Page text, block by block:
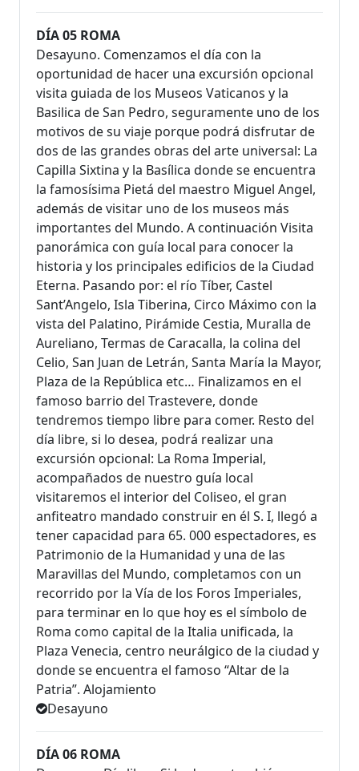
DÍA 05 ROMA
Desayuno. Comenzamos el día con la
oportunidad de hacer una excursión opcional
visita guiada de los Museos Vaticanos y la
Basilica de San Pedro, seguramente uno de los
motivos de su viaje porque podrá disfrutar de
dos de las grandes obras del arte universal: La
Capilla Sixtina y la Basílica donde se encuentra
la famosísima Pietá del maestro Miguel Angel,
además de visitar uno de los museos más
importantes del Mundo. A continuación Visita
panorámica con guía local para conocer la
historia y los principales edificios de la Ciudad
Eterna. Pasando por: el río Tíber, Castel
Sant’Angelo, Isla Tiberina, Circo Máximo con la
vista del Palatino, Pirámide Cestia, Muralla de
Aureliano, Termas de Caracalla, la colina del
Celio, San Juan de Letrán, Santa María la Mayor,
Plaza de la República etc… Finalizamos en el
famoso barrio del Trastevere, donde
tendremos tiempo libre para comer. Resto del
día libre, si lo desea, podrá realizar una
excursión opcional: La Roma Imperial,
acompañados de nuestro guía local
visitaremos el interior del Coliseo, el gran
anfiteatro mandado construir en él S. I, llegó a
tener capacidad para 65. 000 espectadores, es
Patrimonio de la Humanidad y una de las
Maravillas del Mundo, completamos con un
recorrido por la Vía de los Foros Imperiales,
para terminar en lo que hoy es el símbolo de
Roma como capital de la Italia unificada, la
Plaza Venecia, centro neurálgico de la ciudad y
donde se encuentra el famoso “Altar de la
Patria”. Alojamiento
Desayuno
DÍA 06 ROMA